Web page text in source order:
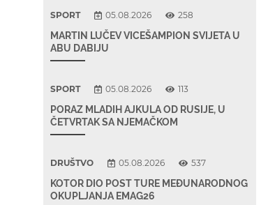
SPORT 05.08.2026 258
MARTIN LUČEV VICEŠAMPION SVIJETA U
ABU DABIJU
SPORT 05.08.2026 113
PORAZ MLADIH AJKULA OD RUSIJE, U
ČETVRTAK SA NJEMAČKOM
DRUŠTVO 05.08.2026 537
KOTOR DIO POST TURE MEĐUNARODNOG
OKUPLJANJA EMAG26